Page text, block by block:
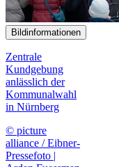
Bildinformationen
Zentrale
Kundgebung
anlässlich der
Kommunalwahl
in Nürnberg
© picture
alliance / Eibner-
Pressefoto |